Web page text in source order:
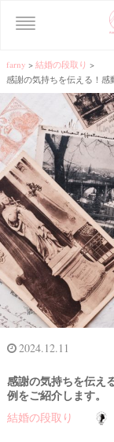
farny > 結婚の段取り >
感謝の気持ちを伝える！感
2024.12.11
感謝の気持ちを伝え
例をご紹介します。
結婚の段取り